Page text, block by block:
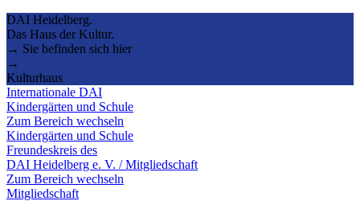
DAI Heidelberg.
Das Haus der Kultur.
→ Sie befinden sich hier
→
Kulturhaus
Internationale DAI
Kindergärten und Schule
Zum Bereich wechseln
Kindergärten und Schule
Freundeskreis des
DAI Heidelberg e. V. / Mitgliedschaft
Zum Bereich wechseln
Mitgliedschaft